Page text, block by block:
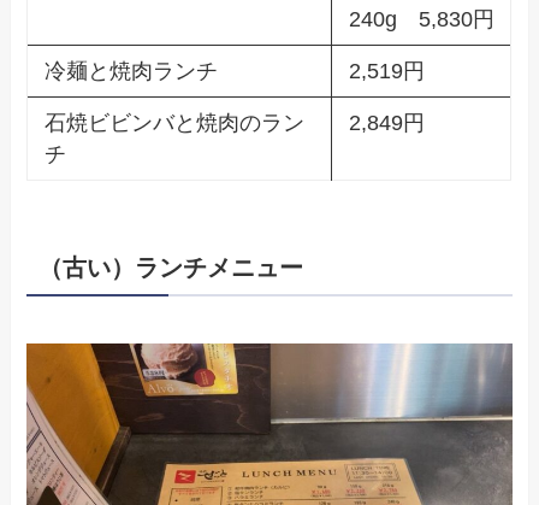
240g 5,830円
冷麺と焼肉ランチ 2,519円
石焼ビビンバと焼肉のラン
チ
2,849円
（古い）ランチメニュー